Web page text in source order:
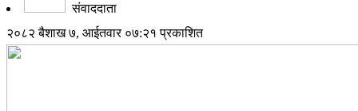
संवाददाता
२०८२ बैशाख ७, आईतवार ०७:२१ प्रकाशित